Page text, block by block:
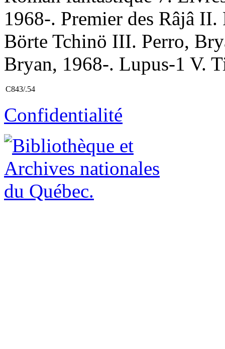
1968-. Premier des Râjâ
Börte Tchinö III. Perro,
Bryan, 1968-. Lupus-1 V.
C843/.54
Confidentialité